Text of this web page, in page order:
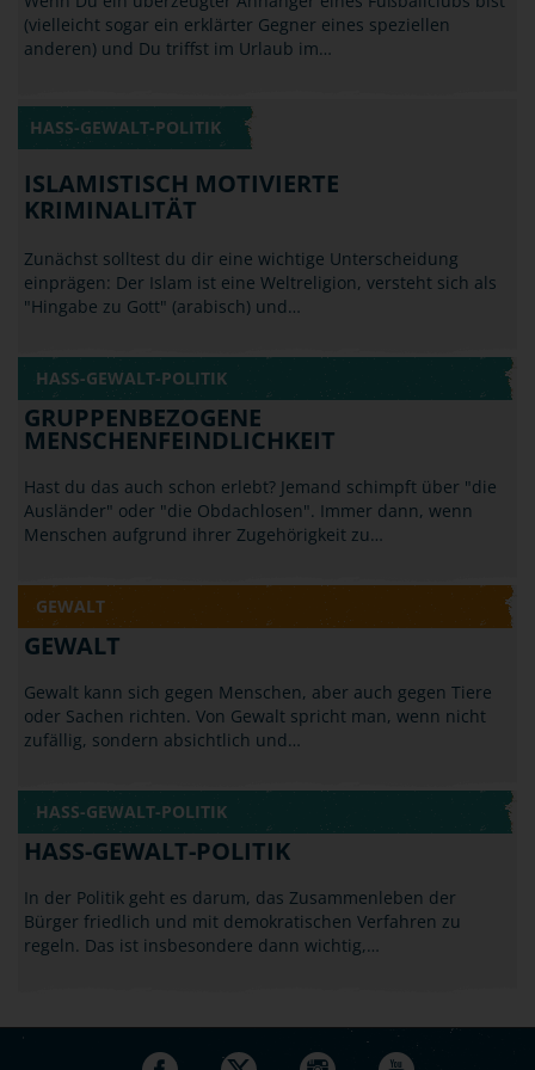
ISLAMISTISCH MOTIVIERTE
KRIMINALITÄT
Zunächst solltest du dir eine wichtige Unterscheidung
"Hingabe zu Gott" (arabisch) und…
GRUPPENBEZOGENE
MENSCHENFEINDLICHKEIT
Hast du das auch schon erlebt? Jemand schimpft über "die
Menschen aufgrund ihrer Zugehörigkeit zu…
GEWALT
Gewalt kann sich gegen Menschen, aber auch gegen Tiere
zufällig, sondern absichtlich und…
HASS-GEWALT-POLITIK
In der Politik geht es darum, das Zusammenleben der
regeln. Das ist insbesondere dann wichtig,…